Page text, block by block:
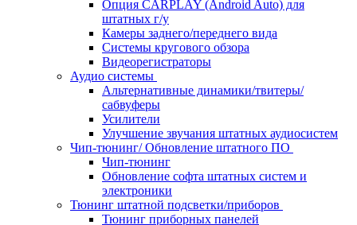
Опция CARPLAY (Android Auto) для
штатных г/у
Камеры заднего/переднего вида
Системы кругового обзора
Видеорегистраторы
Аудио системы
Альтернативные динамики/твитеры/
сабвуферы
Усилители
Улучшение звучания штатных аудиосистем
Чип-тюнинг/ Обновление штатного ПО
Чип-тюнинг
Обновление софта штатных систем и
электроники
Тюнинг штатной подсветки/приборов
Тюнинг приборных панелей